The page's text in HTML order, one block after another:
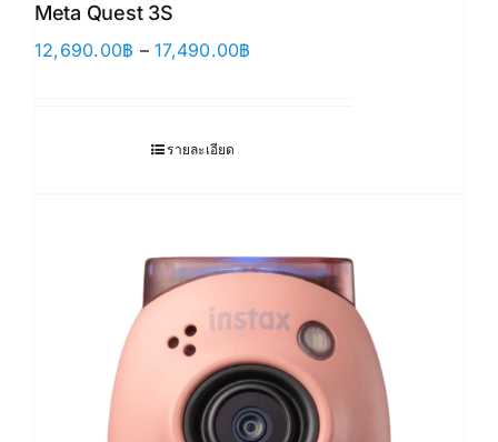
Meta Quest 3S
12,690.00฿ – 17,490.00฿
รายละเอียด